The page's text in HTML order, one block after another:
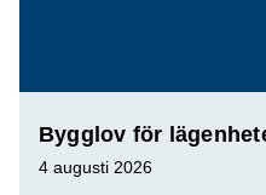
Bygglov för
4 augusti 2026